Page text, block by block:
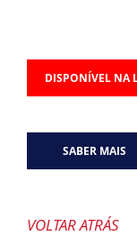
DISPONÍVEL NA
SABER MAIS
VOLTAR ATRÁS